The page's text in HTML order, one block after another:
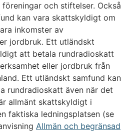
och stiftelser. Också
kan vara skattskyldigt om
inkomster av
jordbruk. Ett utländskt
att betala rundradioskatt
eller jordbruk från
Ett utländskt samfund kan
rundradioskatt även när det
allmänt skattskyldigt i
faktiska ledningsplatsen (se
Allmän och begränsad